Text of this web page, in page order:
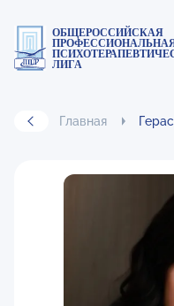
ОБЩЕРОССИЙСКАЯ
ЛИГА
Главная